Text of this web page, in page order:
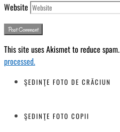
Website
This site uses Akismet to reduce spam.
processed.
ŞEDINŢE FOTO DE CRĂCIUN
ŞEDINŢE FOTO COPII